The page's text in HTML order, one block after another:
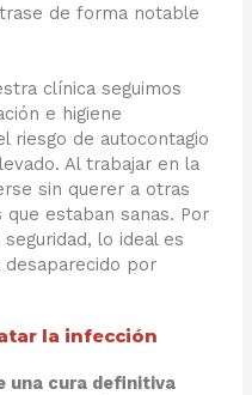
de forma notable
clínica seguimos
e higiene
riesgo de autocontagio
Al trabajar en la
sin querer a otras
estaban sanas. Por
lo ideal es
desaparecido por
la infección
una cura definitiva